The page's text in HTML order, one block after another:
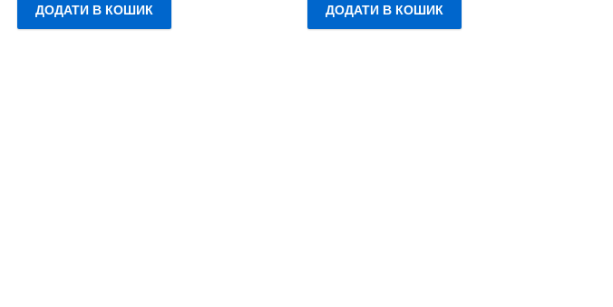
ДОДАТИ В КОШИК ДОДАТИ В КОШИК